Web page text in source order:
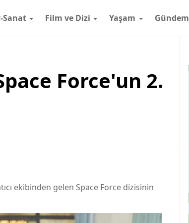
Film ve Dizi Yaşam Gündem
Force'un 2.
ekibinden gelen Space Force dizisinin